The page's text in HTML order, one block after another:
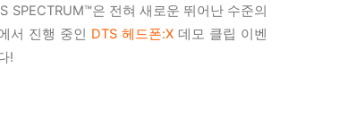
SPECTRUM™은 전혀 새로운 뛰어난 수준의
서 진행 중인 DTS 헤드폰:X 데모 클립 이벤
!